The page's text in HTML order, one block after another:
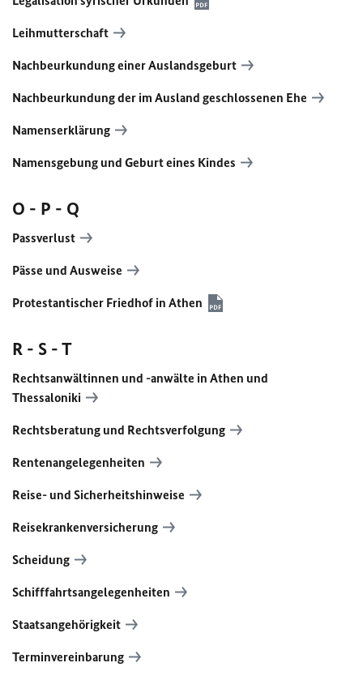
Leihmutterschaft
Nachbeurkundung einer Auslandsgeburt
Nachbeurkundung der im Ausland geschlossenen Ehe
Namenserklärung
Namensgebung und Geburt eines Kindes
O - P - Q
Passverlust
Pässe und Ausweise
Protestantischer Friedhof in Athen
R - S - T
Rechtsanwältinnen und -anwälte in Athen und
Thessaloniki
Rechtsberatung und Rechtsverfolgung
Rentenangelegenheiten
Reise- und Sicherheitshinweise
Reisekrankenversicherung
Scheidung
Schifffahrtsangelegenheiten
Staatsangehörigkeit
Terminvereinbarung